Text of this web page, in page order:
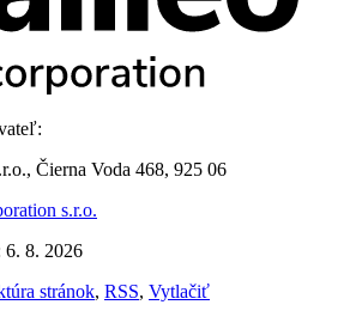
Čierna Voda 468, 925 06
s.r.o.
6. 8. 2026
stránok, RSS, Vytlačiť